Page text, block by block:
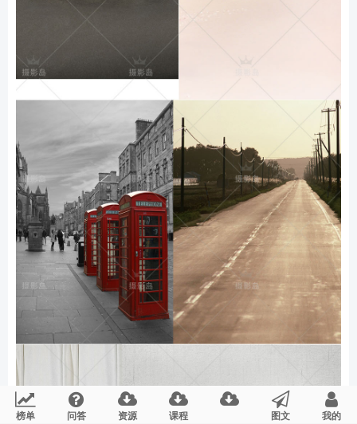
榜单 问答 资源 课程 图文 我的